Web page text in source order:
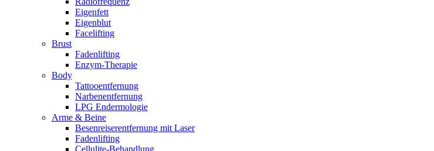
Eigenfett
Eigenblut
Facelifting
Brust
Fadenlifting
Enzym-Therapie
Body
Tattooentfernung
Narbenentfernung
LPG Endermologie
Arme & Beine
Besenreiserentfernung mit Laser
Fadenlifting
Cellulite-Behandlung